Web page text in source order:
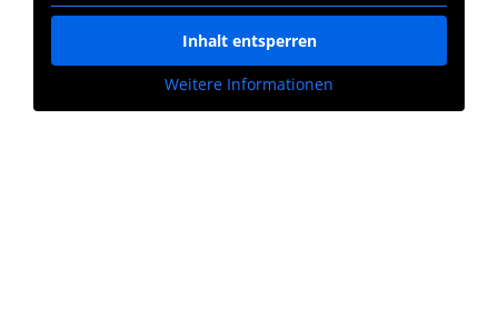
Inhalt entsperren
Weitere Informationen